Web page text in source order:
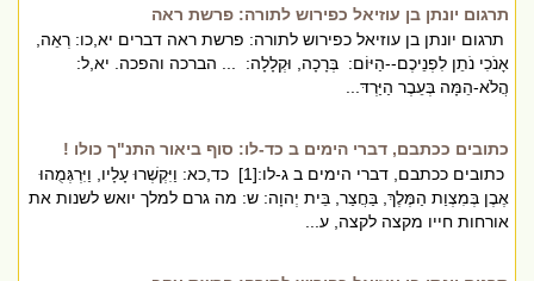
תרגום יונתן בן עוזיאל כפירוש לתורה: פרשת ראה
תרגום יונתן בן עוזיאל כפירוש לתורה: פרשת ראה דברים יא,כו: רְאֵה,
אָנֹכִי נֹתֵן לִפְנֵיכֶם--הַיּוֹם: בְּרָכָה, וּקְלָלָה: ... הברכה והפכה. יא,ל:
הֲלֹא-הֵמָּה בְּעֵבֶר הַיַּרְדּ...
כתובים ככתבם, דברי הימים ב כד-לו: סוף ביאור התנ"ך כולו !
כתובים ככתבם, דברי הימים ב ג-לו:[1] כד,כא: וַיִּקְשְׁרוּ עָלָיו, וַיִּרְגְּמֻהוּ
אֶבֶן בְּמִצְוַת הַמֶּלֶךְ, בַּחֲצַר, בֵּית יְהוָה: ש: מה גרם למלך יואש לשנות את
אורחות חייו מקצה לקצה, ע...